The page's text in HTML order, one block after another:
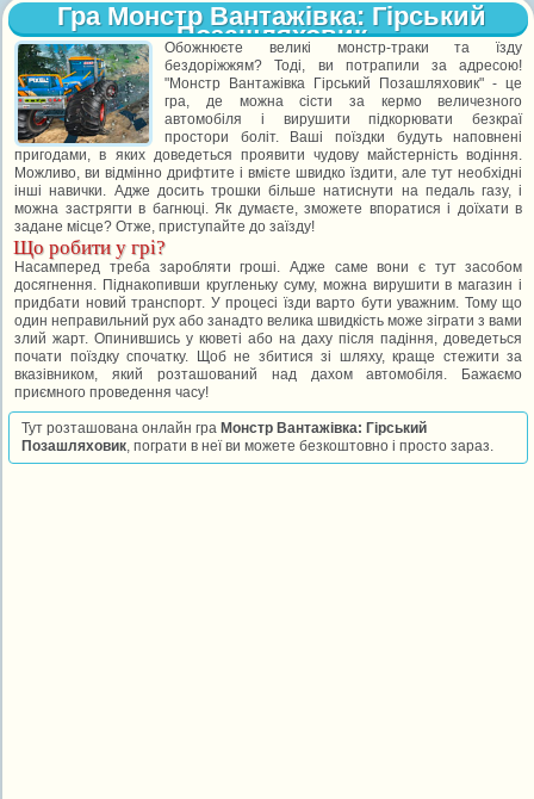
Гра Монстр Вантажівка: Гірський
Позашляховик
Обожнюєте великі монстр-траки та їзду
бездоріжжям? Тоді, ви потрапили за адресою!
"Монстр Вантажівка Гірський Позашляховик" - це
гра, де можна сісти за кермо величезного
автомобіля і вирушити підкорювати безкраї
простори боліт. Ваші поїздки будуть наповнені
пригодами, в яких доведеться проявити чудову майстерність водіння.
Можливо, ви відмінно дрифтите і вмієте швидко їздити, але тут необхідні
інші навички. Адже досить трошки більше натиснути на педаль газу, і
можна застрягти в багнюці. Як думаєте, зможете впоратися і доїхати в
задане місце? Отже, приступайте до заїзду!
Що робити у грі?
Насамперед треба заробляти гроші. Адже саме вони є тут засобом
досягнення. Піднакопивши кругленьку суму, можна вирушити в магазин і
придбати новий транспорт. У процесі їзди варто бути уважним. Тому що
один неправильний рух або занадто велика швидкість може зіграти з вами
злий жарт. Опинившись у кюветі або на даху після падіння, доведеться
почати поїздку спочатку. Щоб не збитися зі шляху, краще стежити за
вказівником, який розташований над дахом автомобіля. Бажаємо
приємного проведення часу!
Тут розташована онлайн гра Монстр Вантажівка: Гірський
Позашляховик, пограти в неї ви можете безкоштовно і просто зараз.